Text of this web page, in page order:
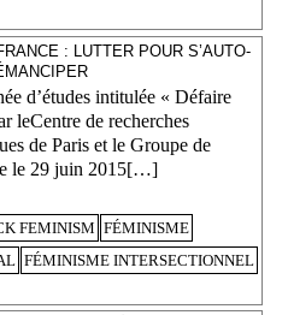
: LUTTER POUR S’AUTO-
d’études intitulée « Défaire
leCentre de recherches
de Paris et le Groupe de
le 29 juin 2015[…]
FEMINISM FÉMINISME
FÉMINISME INTERSECTIONNEL